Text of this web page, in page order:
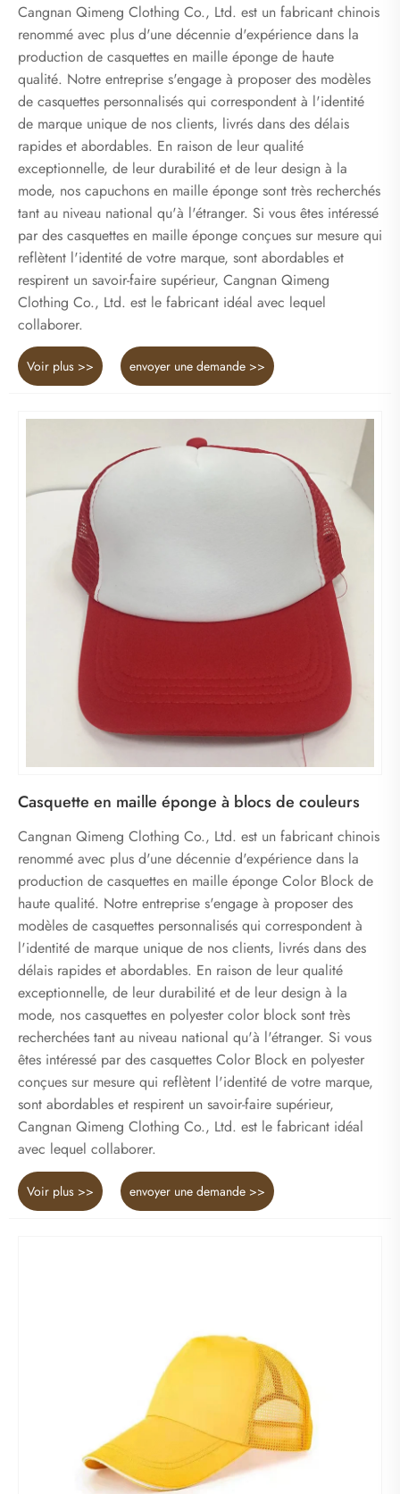
Cangnan Qimeng Clothing Co., Ltd. est un fabricant chinois
renommé avec plus d'une décennie d'expérience dans la
production de casquettes en maille éponge de haute
qualité. Notre entreprise s'engage à proposer des modèles
de casquettes personnalisés qui correspondent à l'identité
de marque unique de nos clients, livrés dans des délais
rapides et abordables. En raison de leur qualité
exceptionnelle, de leur durabilité et de leur design à la
mode, nos capuchons en maille éponge sont très recherchés
tant au niveau national qu'à l'étranger. Si vous êtes intéressé
par des casquettes en maille éponge conçues sur mesure qui
reflètent l'identité de votre marque, sont abordables et
respirent un savoir-faire supérieur, Cangnan Qimeng
Clothing Co., Ltd. est le fabricant idéal avec lequel
collaborer.
Voir plus >> envoyer une demande >>
Casquette en maille éponge à blocs de couleurs
Cangnan Qimeng Clothing Co., Ltd. est un fabricant chinois
renommé avec plus d'une décennie d'expérience dans la
production de casquettes en maille éponge Color Block de
haute qualité. Notre entreprise s'engage à proposer des
modèles de casquettes personnalisés qui correspondent à
l'identité de marque unique de nos clients, livrés dans des
délais rapides et abordables. En raison de leur qualité
exceptionnelle, de leur durabilité et de leur design à la
mode, nos casquettes en polyester color block sont très
recherchées tant au niveau national qu'à l'étranger. Si vous
êtes intéressé par des casquettes Color Block en polyester
conçues sur mesure qui reflètent l'identité de votre marque,
sont abordables et respirent un savoir-faire supérieur,
Cangnan Qimeng Clothing Co., Ltd. est le fabricant idéal
avec lequel collaborer.
Voir plus >> envoyer une demande >>